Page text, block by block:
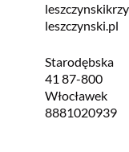
leszczynski.pl
Starodębska
41 87-800
Włocławek
8881020939